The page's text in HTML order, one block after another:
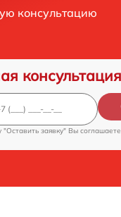
консультацию
заявку" Вы